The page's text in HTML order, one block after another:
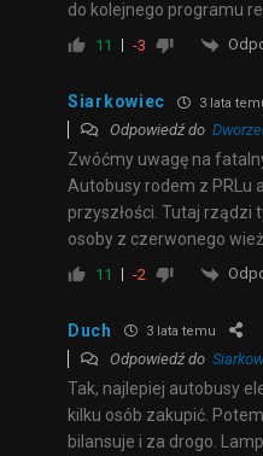
do kolejnego programu
11 -3
Siarkowiec 3 lata
Odpowiedź do
Zwóćmy uwagę na
Autobusy rodem z PRLu
przyszłości. Tutaj rządzi
osoby z czerwonego
11 -2
Duch 3 lata temu
Odpowiedź do
Tak, najlepiej autobusy
kilku osób zakupić.
bilansuje i za drogo.